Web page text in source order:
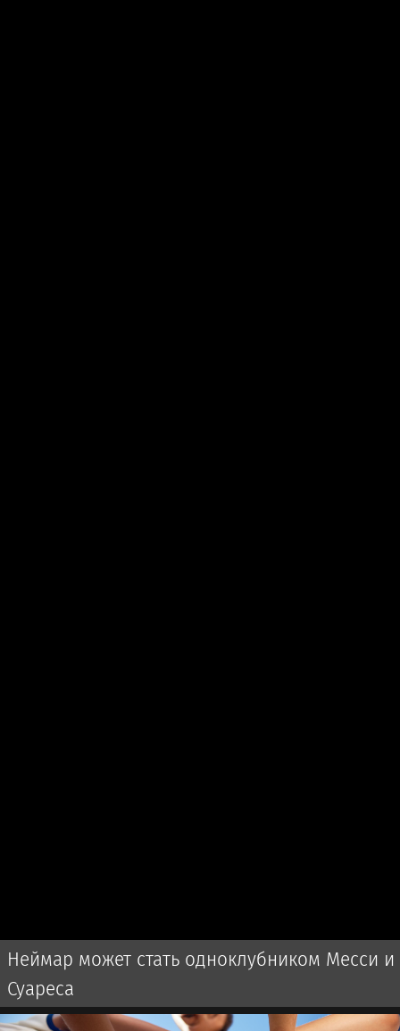
Неймар может стать одноклубником Месси и
Суареса